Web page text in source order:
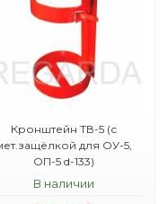
Кронштейн ТВ-5 (с
для ОУ-5,
ОП-5 d-133)
В наличии